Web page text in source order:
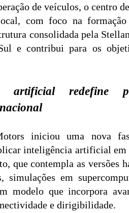
de veículos, o centro
com foco na
consolidada pela
e contribui para os
artificial redefine
iniciou uma nova
inteligência artificial em
que contempla as versões
simulações em
modelo que incorpora
e dirigibilidade.